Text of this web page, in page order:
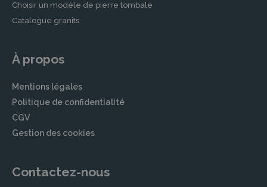
Choisir un modèle de pierre tombale
Catalogue granits
À propos
Mentions légales
Politique de confidentialité
CGV
Gestion des cookies
Contactez-nous